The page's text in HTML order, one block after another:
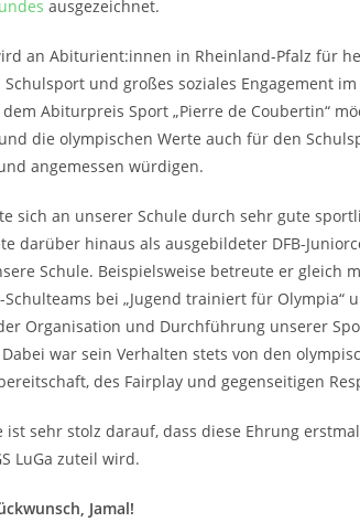
ausgezeichnet.
an Abiturient:innen in Rheinland-Pfalz für
und großes soziales Engagement
Abiturpreis Sport „Pierre de Coubertin“
die olympischen Werte auch für den
angemessen würdigen.
sich an unserer Schule durch sehr gute
darüber hinaus als ausgebildeter DFB-
Schule. Beispielsweise betreute er gleich
bei „Jugend trainiert für Olympia“
Organisation und Durchführung unserer
war sein Verhalten stets von den
des Fairplay und gegenseitigen
ist sehr stolz darauf, dass diese Ehrung
LuGa zuteil wird.
Jamal!